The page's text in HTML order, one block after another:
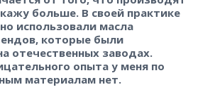
больше. В своей практике
использовали масла
которые были
отечественных заводах.
опыта у меня по
материалам нет.